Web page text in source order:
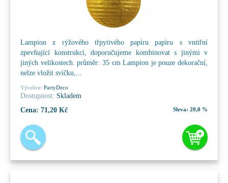
Lampion z rýžového třpytivého papíru papíru s vnitřní
zpevňující konstrukcí, doporučujeme kombinovat s jinými v
jiných velikostech. průměr: 35 cm Lampion je pouze dekorační,
nelze vložit svíčku,...
Výrobce: PartyDeco
Dostupnost: Skladem
Cena: 71,20 Kč Sleva: 20,0 %